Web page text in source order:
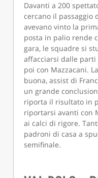
Davanti a 200
cercano il passaggio
avevano vinto la
posta in palio rende
gara, le squadre si
affacciarsi dalle parti
poi con Mazzacani.
buona, assist di
un grande
riporta il risultato in
riportarsi avanti con
ai calci di rigore.
padroni di casa a
semifinale.